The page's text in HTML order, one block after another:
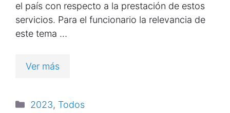
el país con respecto a la prestación de estos
servicios. Para el funcionario la relevancia de
este tema …
Ver más
2023, Todos